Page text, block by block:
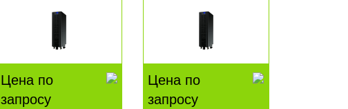
Цена по
запросу
Цена по
запросу